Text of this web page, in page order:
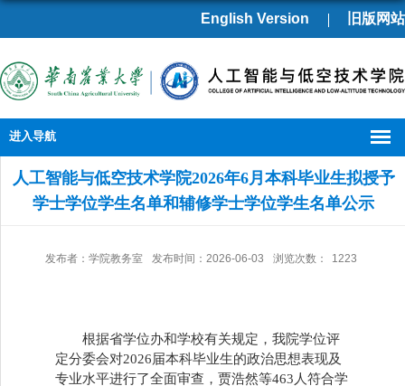
English Version 旧版网站
进入导航
人工智能与低空技术学院2026年6月本科毕业生拟授予
学士学位学生名单和辅修学士学位学生名单公示
发布者：学院教务室 发布时间：2026-06-03 浏览次数： 1223
根据省学位办和学校有关规定，我院学位评
定分委会对2026届本科毕业生的政治思想表现及
专业水平进行了全面审查， 贾浩然等463人符合学